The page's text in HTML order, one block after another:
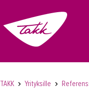
TAKK Yrityksille